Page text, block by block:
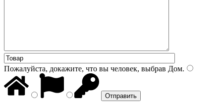
Пожалуйста, докажите, что вы человек, выбрав Дом.